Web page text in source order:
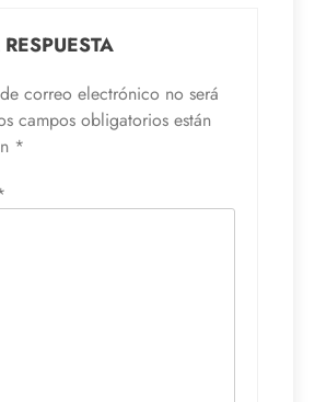
correo electrónico no será
campos obligatorios están
*